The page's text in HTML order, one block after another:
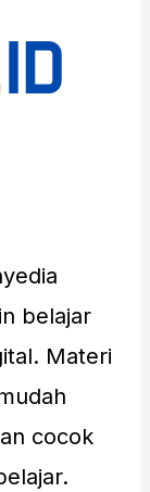
belajar
Materi
cocok